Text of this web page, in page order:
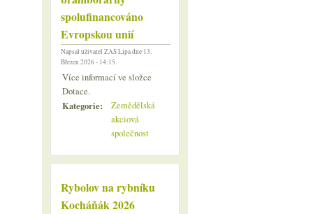
spolufinancováno
Evropskou unií
Napsal uživatel ZAS Lipadne 13.
Březen 2026 - 14:15.
Více informací ve složce
Dotace.
Kategorie:
Zemědělská
akciová
společnost
Rybolov na rybníku
Kocháňák 2026